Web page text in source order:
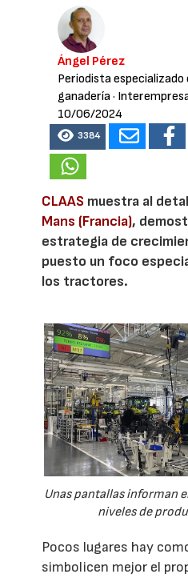
Ángel Pérez
Periodista
ganadería·
10/06/2024
3384
CLAAS muestra al
Mans (Francia),
estrategia de
puesto un foco
los tractores.
Unas pantallas informan
niveles de
Pocos lugares hay
simbolicen mejor el